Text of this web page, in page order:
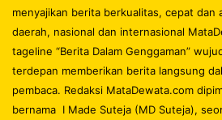
menyajikan berita berkualitas, cepat dan
daerah, nasional dan internasional
tageline “Berita Dalam Genggaman”
terdepan memberikan berita langsung
pembaca. Redaksi MataDewata.com
bernama I Made Suteja (MD Suteja),